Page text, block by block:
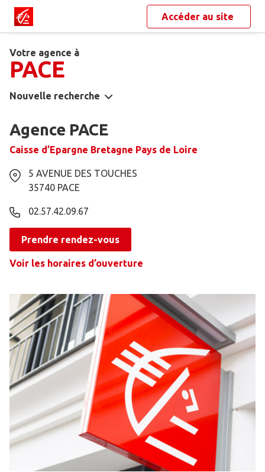
Accéder au site
Votre agence à
PACE
Nouvelle recherche
Agence PACE
Caisse d’Epargne Bretagne Pays de Loire
5 AVENUE DES TOUCHES
35740 PACE
02.57.42.09.67
Prendre rendez-vous
Voir les horaires d’ouverture